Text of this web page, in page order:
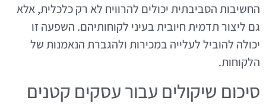
החשיבות הסביבתית יכולים להרוויח לא רק כלכלית, אלא
גם ליצור תדמית חיובית בעיני לקוחותיהם. השפעה זו
יכולה להוביל לעלייה במכירות ולהגברת הנאמנות של
הלקוחות.
סיכום שיקולים עבור עסקים קטנים